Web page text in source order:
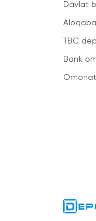
Davlat
TBC
Bank